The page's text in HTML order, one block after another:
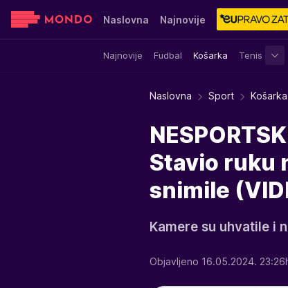
Naslovna Najnovije
Najnovije Fudbal Košarka Tenis
Sensa Stvar ukusa Yumama
Naslovna Sport Košarka
Stavio ruku
snimile
Kamere su uhvatile i
Objavljeno 16.05.2024.